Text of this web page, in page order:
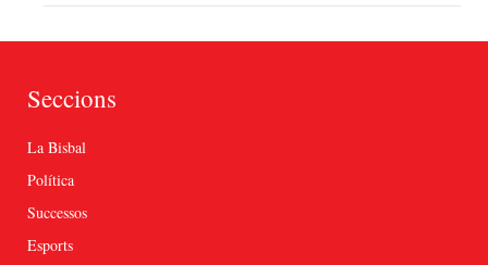
Seccions
La Bisbal
Política
Successos
Esports